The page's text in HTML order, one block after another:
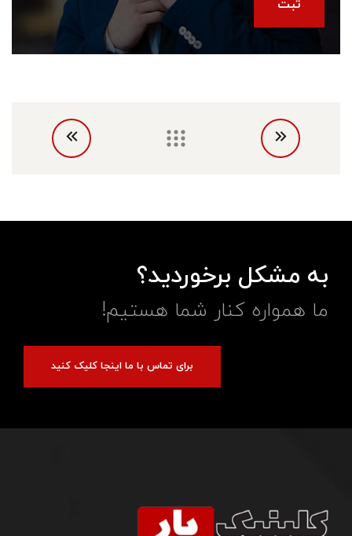
به مشکل برخوردید؟
ما همواره کنار شما هستیم!
برای تماس با ما اینجا کلیک کنید